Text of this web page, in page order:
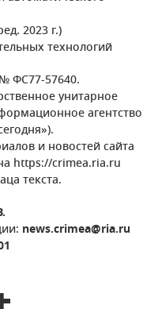
2023 г.)
технологий
ФС77-57640.
унитарное
агентство
и новостей сайта
https://crimea.ria.ru
текста.
news.crimea@ria.ru